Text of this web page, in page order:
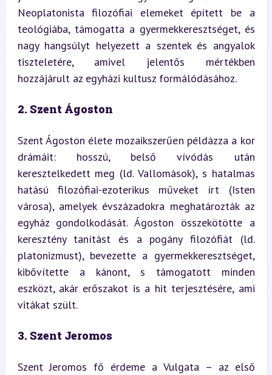
Neoplatonista filozófiai elemeket épített be a
teológiába, támogatta a gyermekkeresztséget, és
nagy hangsúlyt helyezett a szentek és angyalok
tiszteletére, amivel jelentős mértékben
hozzájárult az egyházi kultusz formálódásához.
2. Szent Ágoston
Szent Ágoston élete mozaikszerűen példázza a kor
drámáit: hosszú, belső vívódás után
keresztelkedett meg (ld. Vallomások), s hatalmas
hatású filozófiai-ezoterikus műveket írt (Isten
városa), amelyek évszázadokra meghatározták az
egyház gondolkodását. Ágoston összekötötte a
keresztény tanítást és a pogány filozófiát (ld.
platonizmust), bevezette a gyermekkeresztséget,
kibővítette a kánont, s támogatott minden
eszközt, akár erőszakot is a hit terjesztésére, ami
vitákat szült.
3. Szent Jeromos
Szent Jeromos fő érdeme a Vulgata – az első